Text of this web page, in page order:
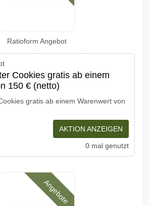
Ratioform Angebot
Cookies gratis ab einem
150 € (netto)
gratis ab einem Warenwert von
AKTION ANZEIGEN
0 mal genutzt
Angebote